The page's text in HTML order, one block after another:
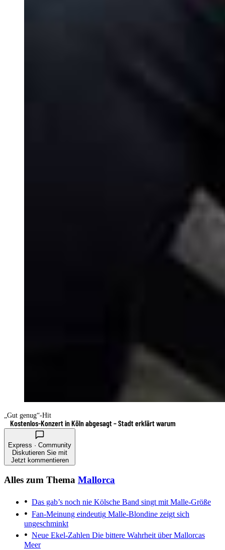
„Gut genug“-Hit
Kostenlos-Konzert in Köln abgesagt – Stadt erklärt warum
Express · Community
Diskutieren Sie mit
Jetzt kommentieren
Alles zum Thema Mallorca
Das gab’s noch nie Kölsche Band singt mit Malle-Größe
Fan-Meinung eindeutig Malle-Blondine zeigt sich
ungeschminkt
Neue Ekel-Zahlen Die bittere Wahrheit über Mallorcas
Meer